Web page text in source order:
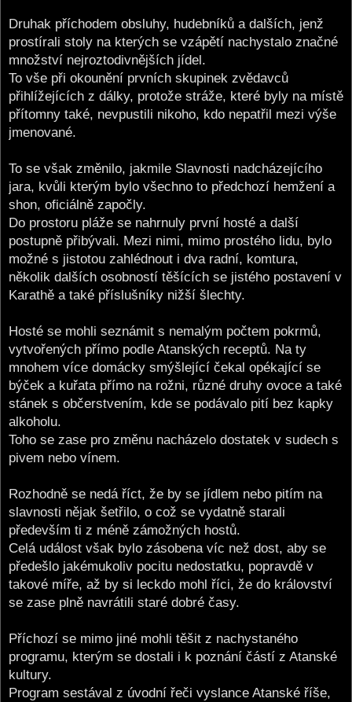
Druhak příchodem obsluhy, hudebníků a dalších, jenž
prostírali stoly na kterých se vzápětí nachystalo značné
množství nejroztodivnějších jídel.
To vše při okounění prvních skupinek zvědavců
přihlížejících z dálky, protože stráže, které byly na místě
přítomny také, nevpustili nikoho, kdo nepatřil mezi výše
jmenované.
To se však změnilo, jakmile Slavnosti nadcházejícího
jara, kvůli kterým bylo všechno to předchozí hemžení a
shon, oficiálně započly.
Do prostoru pláže se nahrnuly první hosté a další
postupně přibývali. Mezi nimi, mimo prostého lidu, bylo
možné s jistotou zahlédnout i dva radní, komtura,
několik dalších osobností těšících se jistého postavení v
Karathě a také příslušníky nižší šlechty.
Hosté se mohli seznámit s nemalým počtem pokrmů,
vytvořených přímo podle Atanských receptů. Na ty
mnohem více domácky smýšlející čekal opékající se
býček a kuřata přímo na rožni, různé druhy ovoce a také
stánek s občerstvením, kde se podávalo pití bez kapky
alkoholu.
Toho se zase pro změnu nacházelo dostatek v sudech s
pivem nebo vínem.
Rozhodně se nedá říct, že by se jídlem nebo pitím na
slavnosti nějak šetřilo, o což se vydatně starali
především ti z méně zámožných hostů.
Celá událost však bylo zásobena víc než dost, aby se
předešlo jakémukoliv pocitu nedostatku, popravdě v
takové míře, až by si leckdo mohl říci, že do království
se zase plně navrátili staré dobré časy.
Příchozí se mimo jiné mohli těšit z nachystaného
programu, kterým se dostali i k poznání částí z Atanské
kultury.
Program sestával z úvodní řeči vyslance Atanské říše,